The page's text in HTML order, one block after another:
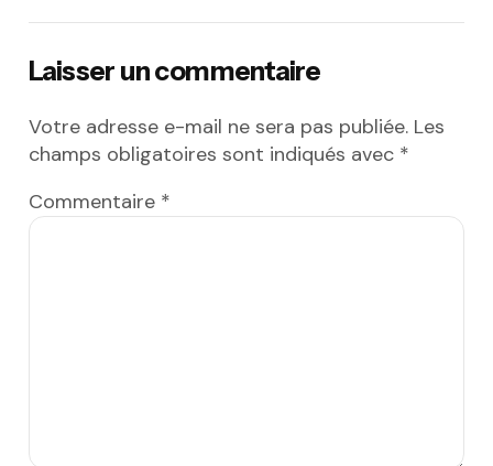
Laisser un commentaire
Votre adresse e-mail ne sera pas publiée. Les
champs obligatoires sont indiqués avec *
Commentaire *